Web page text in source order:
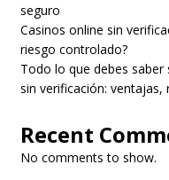
seguro
Casinos online sin
riesgo controlado?
Todo lo que debes
sin verificación:
Recent
No comments to show.